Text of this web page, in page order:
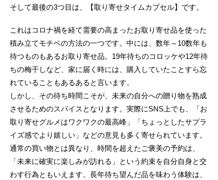
そして最後の3つ目は、【取り寄せタイムカプセル】です。
これはコロナ禍を経て需要の高まったお取り寄せ品を使った
積み立てモチベの方法の一つです。中には、数年～10数年も
待つものもあるお取り寄せ品。19年待ちのコロッケや12年待
ちの梅干しなど、家に届く時には、購入していたことすら忘
れていることもあるあると言います。
しかし、その待ち時間こそが、未来の自分への贈り物を熟成
させるためのスパイスとなります。実際にSNS上でも、「お
取り寄せグルメはワクワクの最高峰」「ちょっとしたサプラ
イズ感でより嬉しい」などの意見も多く寄せられています。
通常の買い物とは異なり、時間を超えたご褒美の予約は、
「未来に確実に楽しみが訪れる」という約束を自分自身と交
わす行為ともいえます。長年待ち望んだ品を味わう体験は、